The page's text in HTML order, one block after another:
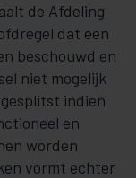
de Afdeling
dat een
beschouwd en
niet mogelijk
indien
en
worden
vormt echter